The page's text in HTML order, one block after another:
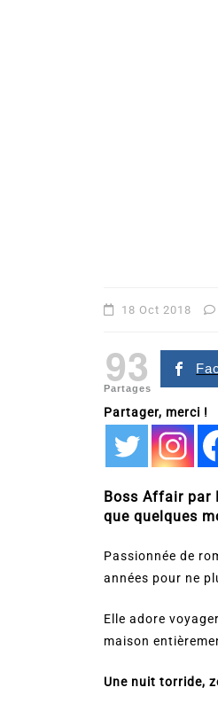
18 Oct 2018
93
Partages
Partager, merci !
Boss Affair par
que quelques
Passionnée de
années pour ne
Elle adore
maison
Une nuit torride,
Dans